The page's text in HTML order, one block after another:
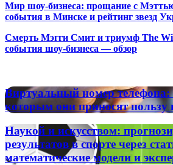
Мир шоу-бизнеса: прощание с
события в Минске и рейтинг звезд
Смерть Мэгги Смит и триумф The
события шоу-бизнеса — обзор
Виртуальный
номер
телефона:
причины,
по
которым
они
Виртуальный номер
которым они приносят пользу
Наукой
и
искусством:
прогнозирование
Наукой и искусством:
результатов в спорте через
математические модели и